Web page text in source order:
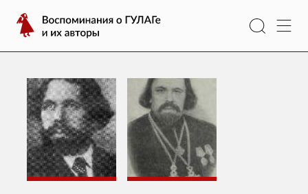
содержимому
Воспоминания
о
ГУЛАГе
их
авторы